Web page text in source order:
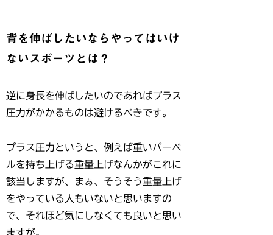
背を伸ばしたいならやってはいけ
ないスポーツとは？
逆に身長を伸ばしたいのであればプラス
圧力がかかるものは避けるべきです。
プラス圧力というと、例えば重いバーベ
ルを持ち上げる重量上げなんかがこれに
該当しますが、まぁ、そうそう重量上げ
をやっている人もいないと思いますの
で、それほど気にしなくても良いと思い
ますが。